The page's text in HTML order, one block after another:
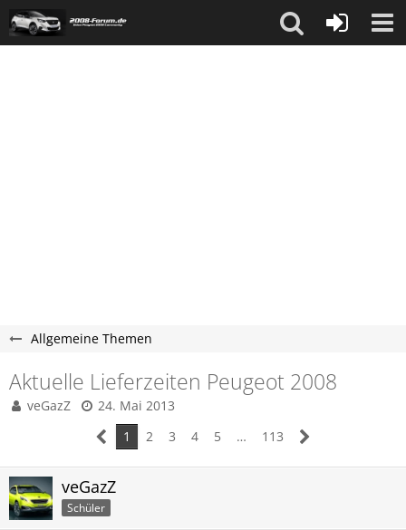
Allgemeine Themen
Aktuelle Lieferzeiten Peugeot 2008
veGazZ
24. Mai 2013
1
2 3 4 5 … 113
veGazZ
Schüler